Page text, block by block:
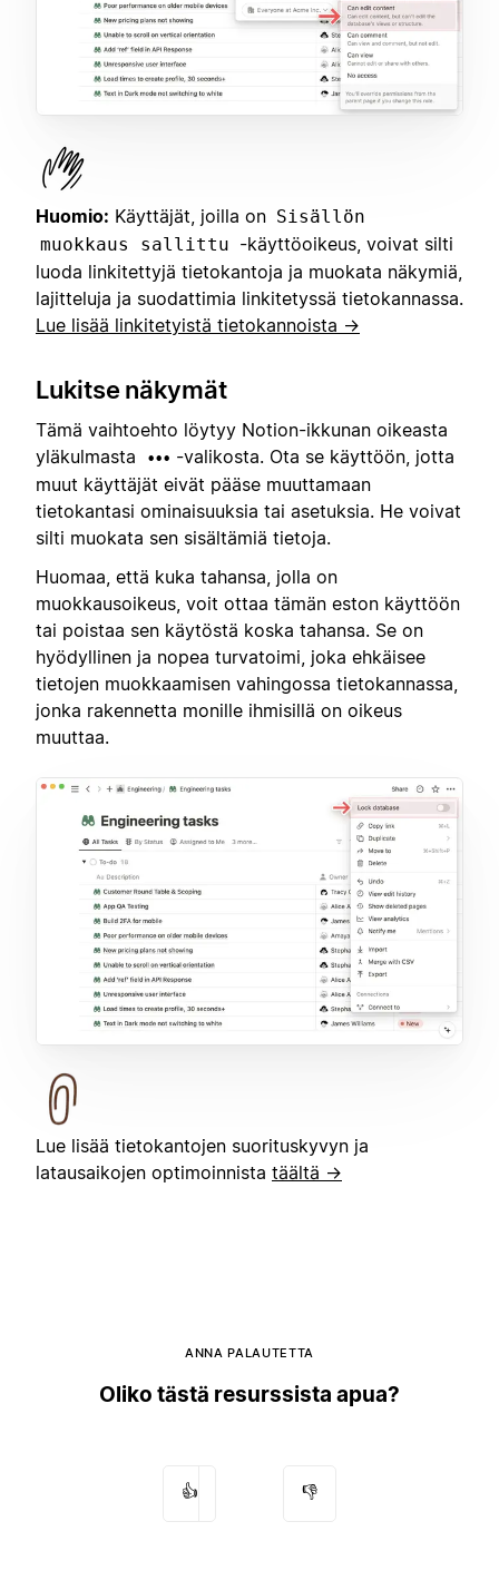
Huomio: Käyttäjät, joilla on Sisällön
muokkaus sallittu -käyttöoikeus, voivat silti
luoda linkitettyjä tietokantoja ja muokata näkymiä,
lajitteluja ja suodattimia linkitetyssä tietokannassa.
Lue lisää linkitetyistä tietokannoista →
Lukitse näkymät
Tämä vaihtoehto löytyy Notion-ikkunan oikeasta
yläkulmasta
••• -valikosta. Ota se käyttöön, jotta
muut käyttäjät eivät pääse muuttamaan
tietokantasi ominaisuuksia tai asetuksia. He voivat
silti muokata sen sisältämiä tietoja.
Huomaa, että kuka tahansa, jolla on
muokkausoikeus, voit ottaa tämän eston käyttöön
tai poistaa sen käytöstä koska tahansa. Se on
hyödyllinen ja nopea turvatoimi, joka ehkäisee
tietojen muokkaamisen vahingossa tietokannassa,
jonka rakennetta monille ihmisillä on oikeus
muuttaa.
Lue lisää tietokantojen suorituskyvyn ja
latausaikojen optimoinnista täältä →
ANNA PALAUTETTA
Oliko tästä resurssista apua?
👍 👎